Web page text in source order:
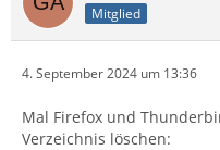
Mitglied
4. September 2024 um 13:36
Mal Firefox und
Verzeichnis löschen: